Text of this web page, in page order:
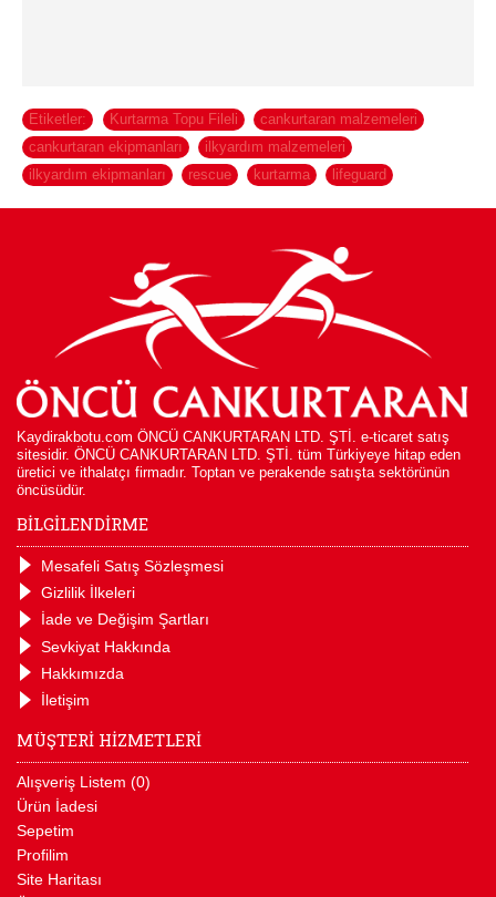
Etiketler: Kurtarma Topu Fileli cankurtaran malzemeleri
cankurtaran ekipmanları
ilkyardım malzemeleri
ilkyardım ekipmanları
rescue kurtarma lifeguard
Kaydirakbotu.com ÖNCÜ CANKURTARAN LTD. ŞTİ. e-ticaret satış
sitesidir. ÖNCÜ CANKURTARAN LTD. ŞTİ. tüm Türkiyeye hitap eden
üretici ve ithalatçı firmadır. Toptan ve perakende satışta sektörünün
öncüsüdür.
BİLGİLENDİRME
Mesafeli Satış Sözleşmesi
Gizlilik İlkeleri
İade ve Değişim Şartları
Sevkiyat Hakkında
Hakkımızda
İletişim
MÜŞTERİ HİZMETLERİ
Alışveriş Listem (0)
Ürün İadesi
Sepetim
Profilim
Site Haritası